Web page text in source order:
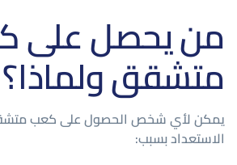
من يحصل على
متشقق ولماذا؟
يمكن لأي شخص الحصول على كعب
الاستعداد بسبب: